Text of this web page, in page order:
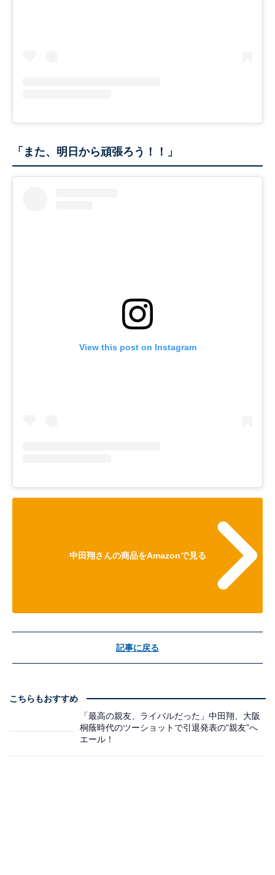
「また、明日から頑張ろう！！」
View this post on Instagram
中田翔さんの商品をAmazonで見る
記事に戻る
こちらもおすすめ
「最高の親友、ライバルだった」中田翔、大阪
桐蔭時代のツーショットで引退発表の“親友”へ
エール！